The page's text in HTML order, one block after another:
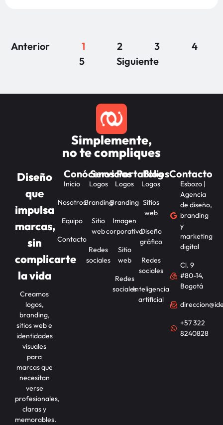
Anterior 1 2 3
4
5
Siguiente
Simplemente,
no te compliques
Diseño
que
impulsa
marcas,
sin
complicarte
la vida
Creamos
logos,
branding,
sitios web e
identidades
visuales
para
marcas que
necesitan
verse
profesionales,
claras y
memorables.
Conócenos
Inicio
Nosotros
Equipo
Contacto
Servicios
Logos
Branding
Sitio
web
Redes
sociales
Portafolios
Logos
Branding
Imagen
corporativa
Sitio
web
Redes
sociales
Blog
Logos
Sitios
web
Diseño
gráfico
Redes
sociales
Inteligencia
artificial
Contacto
Esbozo |
Agencia
de diseño,
branding
y
marketing
digital
Cl. 9
#80-14,
Bogotá
+57 322
8240828